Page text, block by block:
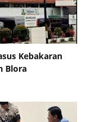
Kebakaran
Blora